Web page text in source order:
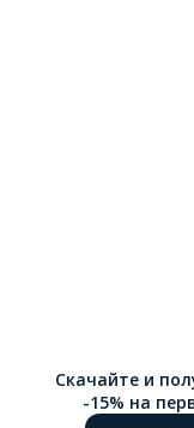
Скачайте и
-15% на